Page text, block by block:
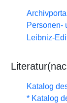
Personen-
Leibniz-
Katalog
* Katalog